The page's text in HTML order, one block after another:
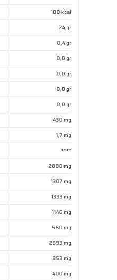
100 kcal
24 gr
0,4 gr
0,0 gr
0,0 gr
0,0 gr
0,0 gr
430 mg
1,7 mg
****
2880 mg
1307 mg
1333 mg
1146 mg
560 mg
2693 mg
853 mg
400 mg